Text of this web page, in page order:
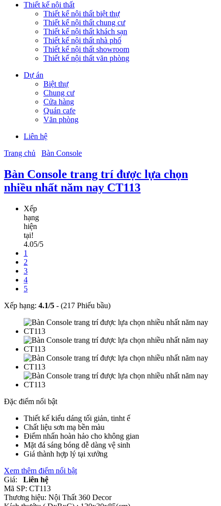
Thiết kế nội thất
Thiết kế nội thất biệt thự
Thiết kế nội thất chung cư
Thiết kế nội thất khách sạn
Thiết kế nội thất nhà phố
Thiết kế nội thất showroom
Thiết kế nội thất văn phòng
Dự án
Biệt thự
Chung cư
Cửa hàng
Quán cafe
Văn phòng
Liên hệ
Trang chủ
Bàn Console
Bàn Console trang trí được lựa chọn
nhiều nhất năm nay CT113
Xếp
hạng
hiện
tại!
4.05/5
1
2
3
4
5
Xếp hạng: 4.1/5 - (217 Phiếu bầu)
Đặc điểm nổi bật
Thiết kế kiểu dáng tối giản, tinht ế
Chất liệu sơn mạ bền màu
Điểm nhấn hoàn hảo cho không gian
Mặt đá sáng bóng dễ dàng vệ sinh
Giá thành hợp lý tại xưởng
Xem thêm điểm nổi bật
Giá:
Liên hệ
Mã SP: CT113
Thương hiệu: Nội Thất 360 Decor